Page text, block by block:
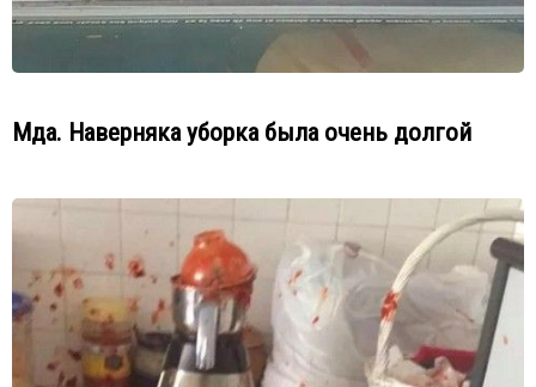
Мда. Наверняка уборка была очень долгой